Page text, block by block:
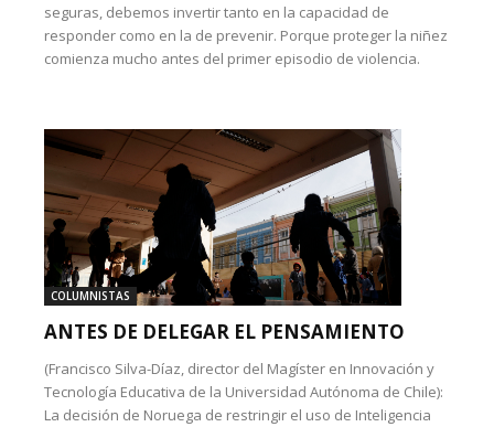
seguras, debemos invertir tanto en la capacidad de
responder como en la de prevenir. Porque proteger la niñez
comienza mucho antes del primer episodio de violencia.
COLUMNISTAS
ANTES DE DELEGAR EL PENSAMIENTO
(Francisco Silva-Díaz, director del Magíster en Innovación y
Tecnología Educativa de la Universidad Autónoma de Chile):
La decisión de Noruega de restringir el uso de Inteligencia